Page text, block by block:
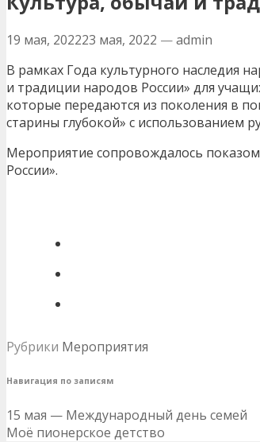
19 мая, 202223 мая, 2022 —admin
В рамках Года культурного наследия
и традиции народов России» для
которые передаются из поколения в
старины глубокой» с использованием
Мероприятие сопровождалось
России».
Рубрики Мероприятия
Навигация по записям
15 мая — Международный день семей
Моё пионерское детство